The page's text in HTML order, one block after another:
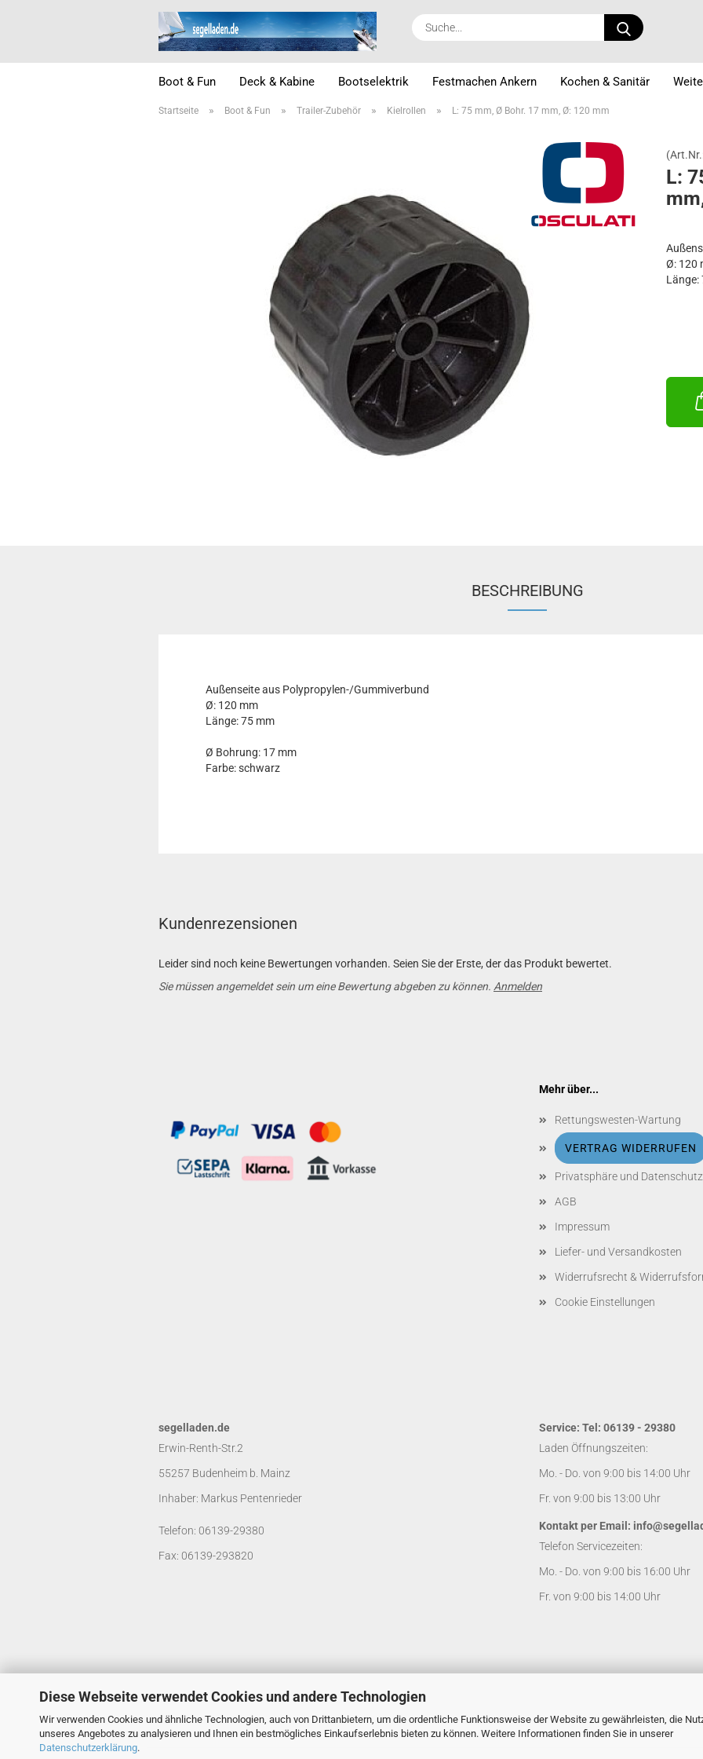
Diese Webseite verwendet Cookies und andere Technologien
Wir verwenden Cookies und ähnliche Technologien, auch von Drittanbietern, um die ordentliche Funktionsweise der Website zu gewährleisten, die
unseres Angebotes zu analysieren und Ihnen ein bestmögliches Einkaufserlebnis bieten zu können. Weitere Informationen finden Sie in unserer
Datenschutzerklärung.
Suche...
Boot & Fun Deck & Kabine Bootselektrik Festmachen Ankern Kochen & Sanitär
Startseite » Boot & Fun » Trailer-Zubehör » Kielrollen » L: 75 mm, Ø Bohr. 17 mm, Ø: 120 mm
L:
Ø: 120
Länge:
BESCHREIBUNG
Außenseite aus Polypropylen-/Gummiverbund
Ø: 120 mm
Länge: 75 mm
Ø Bohrung: 17 mm
Farbe: schwarz
Kundenrezensionen
Leider sind noch keine Bewertungen vorhanden. Seien Sie der Erste, der das Produkt bewertet.
Sie müssen angemeldet sein um eine Bewertung abgeben zu können. Anmelden
Mehr über...
Rettungswesten-Wartung
VERTRAG WIDERRUFEN
Privatsphäre und Datenschutz
AGB
Impressum
Liefer- und Versandkosten
Widerrufsrecht &
Cookie Einstellungen
segelladen.de
Erwin-Renth-Str.2
55257 Budenheim b. Mainz
Inhaber: Markus Pentenrieder
Telefon: 06139-29380
Fax: 06139-293820
Service: Tel: 06139 - 29380
Laden Öffnungszeiten:
Mo. - Do. von 9:00 bis 14:00 Uhr
Fr. von 9:00 bis 13:00 Uhr
Kontakt per Email:
Telefon Servicezeiten:
Mo. - Do. von 9:00 bis 16:00 Uhr
Fr. von 9:00 bis 14:00 Uhr